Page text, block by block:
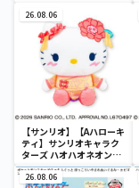
26.08.06
【サンリオ】【Aハローキ
ティ】サンリオキャラク
ターズ ハオハオネオンタ
ウンドールBIGタイプ1
26.08.06